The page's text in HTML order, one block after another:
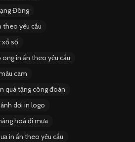
Đông
theo yêu cầu
xổ số
in ấn theo yêu cầu
cam
quà tặng công đoàn
dơi in logo
hoá đi mưa
in ấn theo yêu cầu